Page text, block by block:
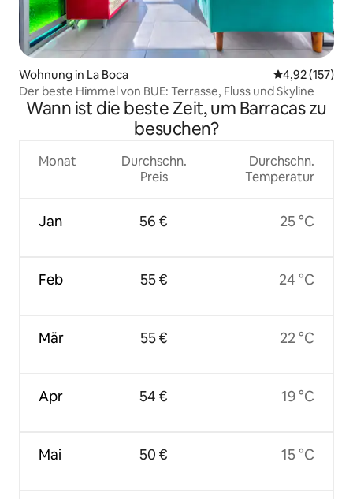
Wohnung in La Boca
4,92 (157)
Der beste Himmel von BUE: Terrasse, Fluss und Skyline
Wann ist die beste Zeit, um Barracas zu
besuchen?
Monat
Jan
Feb
Mär
Apr
Mai
Durchschn.
Preis
56 €
55 €
55 €
54 €
50 €
Durchschn.
Temperatur
25 °C
24 °C
22 °C
19 °C
15 °C